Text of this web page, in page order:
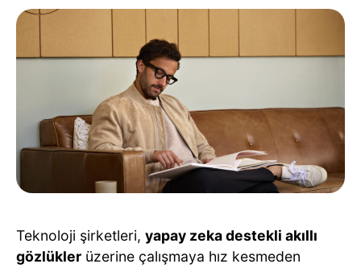
Teknoloji şirketleri, yapay zeka destekli akıllı
gözlükler üzerine çalışmaya hız kesmeden